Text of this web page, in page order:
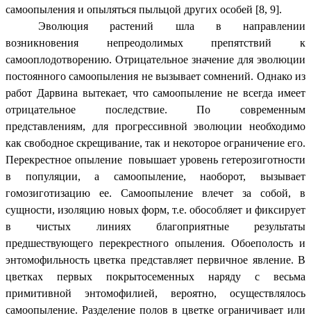
самоопыления и опыляться пыльцой других особей [8, 9].
Эволюция растений шла в направлении
возникновения непреодолимых препятствий к
самооплодотворению. Отрицательное значение для эволюции
постоянного самоопыления не вызывает сомнений. Однако из
работ Дарвина вытекает, что самоопыление не всегда имеет
отрицательное последствие. По современным
представлениям, для прогрессивной эволюции необходимо
как свободное скрещивание, так и некоторое ограничение его.
Перекрестное опыление повышает уровень гетерозиготности
в популяции, а самоопыление, наоборот, вызывает
гомозиготизацию ее. Самоопыление влечет за собой, в
сущности, изоляцию новых форм, т.е. обособляет и фиксирует
в чистых линиях благоприятные результаты
предшествующего перекрестного опыления. Обоеполость и
энтомофильность цветка представляет первичное явление. В
цветках первых покрытосеменных наряду с весьма
примитивной энтомофилией, вероятно, осуществлялось
самоопыление. Разделение полов в цветке ограничивает или